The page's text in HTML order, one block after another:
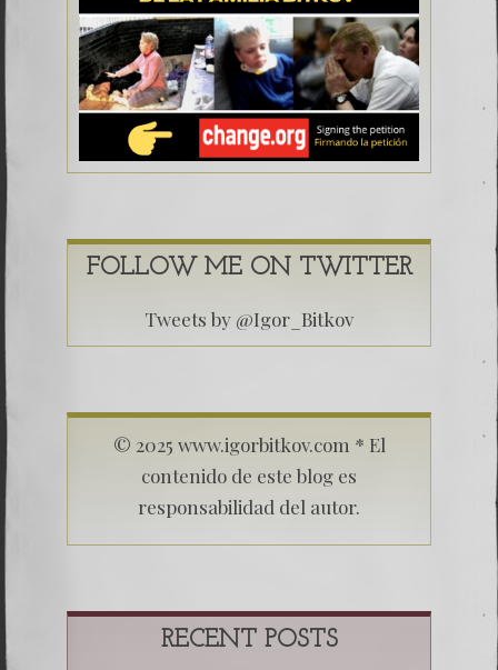
FOLLOW ME ON TWITTER
Tweets by @Igor_Bitkov
© 2025 www.igorbitkov.com * El
contenido de este blog es
responsabilidad del autor.
RECENT POSTS